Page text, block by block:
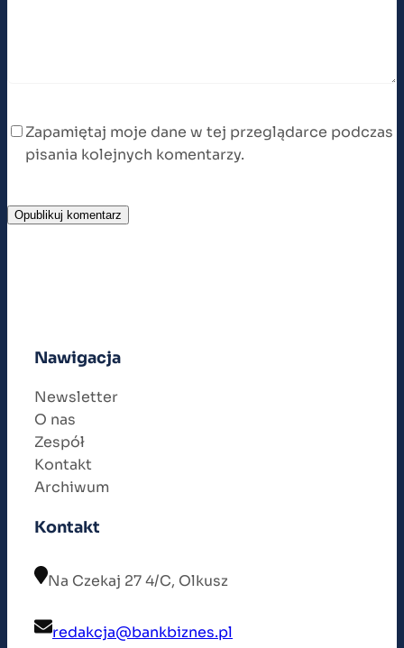
Zapamiętaj moje dane w tej przeglądarce podczas
pisania kolejnych komentarzy.
Nawigacja
Newsletter
O nas
Zespół
Kontakt
Archiwum
Kontakt
Na Czekaj 27 4/C, Olkusz
redakcja@bankbiznes.pl